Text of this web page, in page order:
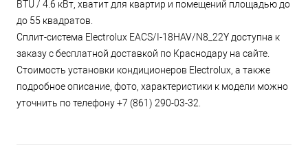
BTU / 4.6 кВт, хватит для квартир и помещений площадью до
до 55 квадратов.
Сплит-система Electrolux EACS/I-18HAV/N8_22Y доступна к
заказу с бесплатной доставкой по Краснодару на сайте.
Стоимость установки кондиционеров Electrolux, а также
подробное описание, фото, характеристики к модели можно
уточнить по телефону +7 (861) 290-03-32.